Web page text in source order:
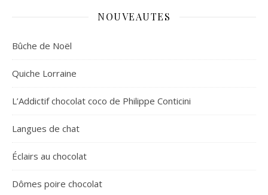
NOUVEAUTES
Bûche de Noël
Quiche Lorraine
L’Addictif chocolat coco de Philippe Conticini
Langues de chat
Éclairs au chocolat
Dômes poire chocolat